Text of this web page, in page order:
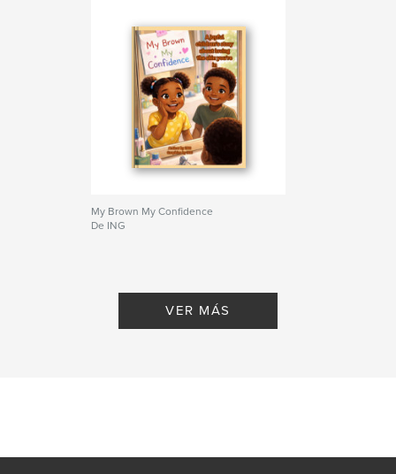
My Brown My Confidence
De ING
VER MÁS